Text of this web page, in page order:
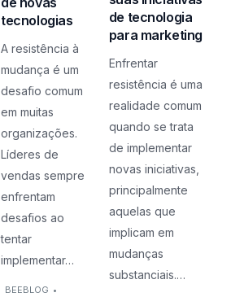
tecnologias
A resistência à
mudança é um
desafio comum
em muitas
organizações.
Líderes de
vendas sempre
enfrentam
desafios ao
tentar
implementar…
BEEBLOG •
de tecnologia
para marketing
Enfrentar
resistência é uma
realidade comum
quando se trata
de implementar
novas iniciativas,
principalmente
aquelas que
implicam em
mudanças
substanciais.…